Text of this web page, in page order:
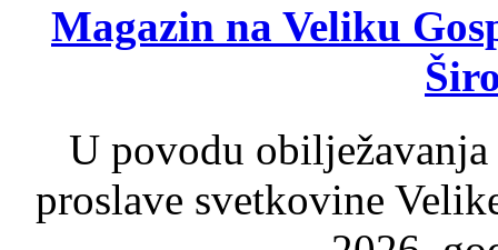
Magazin na Veliku
U povodu
proslave svetkovine